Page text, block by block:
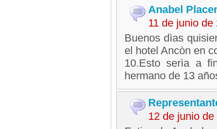
Anabel
11 de junio
Buenos dìas
el hotel Ancòn en
10.Esto serìa a
hermano de 13
12 de junio